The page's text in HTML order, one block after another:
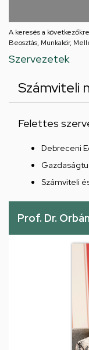
A keresés a
Beosztás, Munkakör,
Szervezetek
Számviteli
Felettes
Debreceni
Számviteli
Prof. Dr.